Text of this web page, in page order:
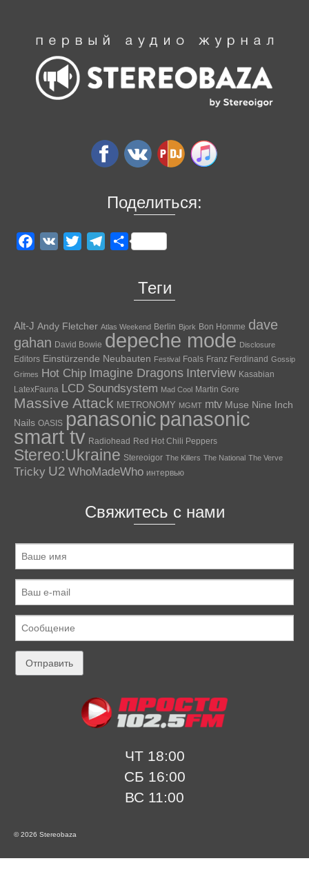
Поделиться:
Facebook
VK Twitter TelegramОтправить
Теги
Alt-J Andy Fletcher Atlas Weekend Berlin Bjork Bon Homme dave
gahan David Bowie depeche mode Disclosure
Editors Einstürzende Neubauten Festival Foals Franz Ferdinand Gossip
Grimes Hot Chip Imagine Dragons Interview Kasabian
LatexFauna LCD Soundsystem Mad Cool Martin Gore
Massive Attack METRONOMY MGMT mtv Muse Nine Inch
Nails OASIS panasonic panasonic
smart tv Radiohead Red Hot Chili Peppers
Stereo:Ukraine Stereoigor The Killers The National The Verve
Tricky U2 WhoMadeWho интервью
Свяжитесь с нами
ЧТ 18:00
СБ 16:00
ВС 11:00
© 2026 Stereobaza